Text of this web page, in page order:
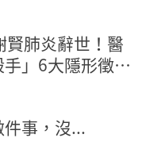
賢肺炎辭世！醫
」6大隱形徵
事，沒...